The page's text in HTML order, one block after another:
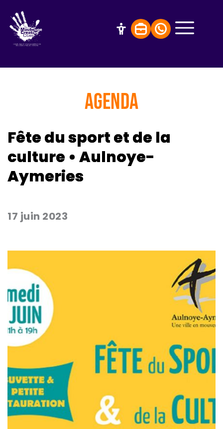
AGENDA
Fête du sport et de la
culture • Aulnoye-
Aymeries
17 juin 2023